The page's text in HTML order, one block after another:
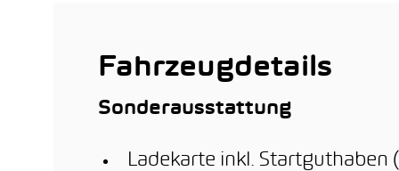
Fahrzeugdetails
Sonderausstattung
Ladekarte inkl. Startguthaben